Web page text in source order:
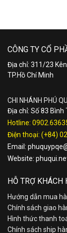
CÔNG TY CỔ
Địa chỉ: 311/23
TP.Hồ Chí Minh
CHI NHÁNH PHÚ
Địa chỉ: Số 83 Bình
Hotline:
Điện thoại: (+84)
Email:
Website:
HỖ TRỢ KHÁCH
Hướng dẫn mua
Chính sách giao
Hình thức thanh
Chính sách ship